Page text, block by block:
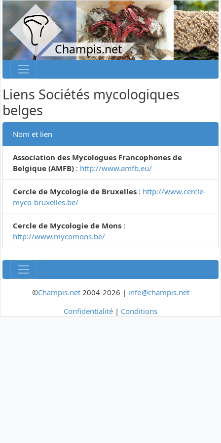
Champis.net
Liens Sociétés mycologiques
belges
Nom et lien
Association des Mycologues Francophones de
Belgique (AMFB) : http://www.amfb.eu/
Cercle de Mycologie de Bruxelles : http://www.cercle-
myco-bruxelles.be/
Cercle de Mycologie de Mons :
http://www.mycomons.be/
©Champis.net2004-2026 | info@champis.net
Confidentialité | Conditions